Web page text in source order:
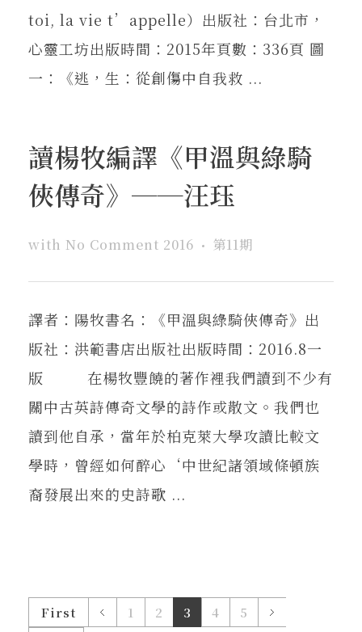
toi, la vie t’appelle）出版社：台北市，
心靈工坊出版時間：2015年頁數：336頁 圖
一：《逃，生：從創傷中自我救 ...
讀楊牧編譯《甲溫與綠騎
俠傳奇》──汪珏
with No Comment 2016 第11期
譯者：陽牧書名：《甲溫與綠騎俠傳奇》出
版社：洪範書店出版社出版時間：2016.8一
版 在楊牧豐饒的著作裡我們讀到不少有
關中古英詩傳奇文學的詩作或散文。我們也
讀到他自承，當年於柏克萊大學攻讀比較文
學時，曾經如何醉心‘中世紀諸領域條頓族
裔發展出來的史詩歌 ...
First 1 2 3 4
5